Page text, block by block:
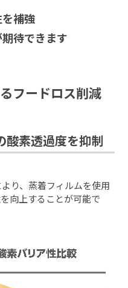
補強
待できます
フードロス削減
酸素透過度を抑制
り、蒸着フィルムを使用
向上することが可能で